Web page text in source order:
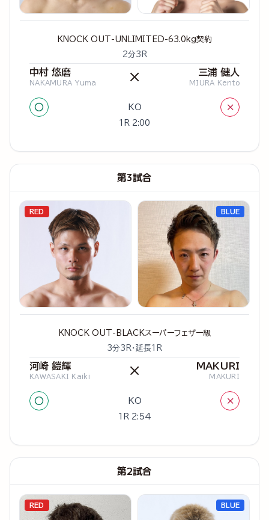
KNOCK OUT-UNLIMITED-63.0kg契約
2分3R
中村 悠磨
NAKAMURA Yuma × 三浦 健人
MIURA Kento
○ KO ×
1R 2:00
第3試合
RED
KNOCK OUT-BLACKスーパーフェザー級
3分3R・延長1R
河崎 鎧輝
KAWASAKI Kaiki × MAKURI
MAKURI
○ KO ×
1R 2:54
BLUE
第2試合
RED BLUE